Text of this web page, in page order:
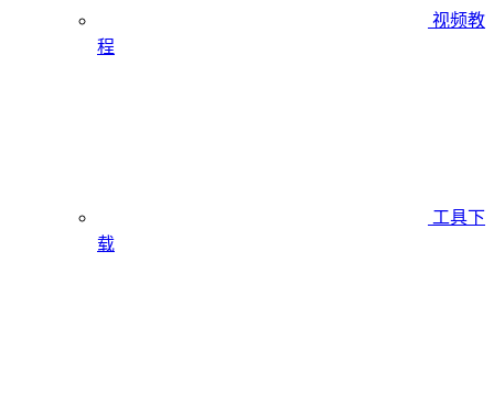
视频教
程
工具下
载